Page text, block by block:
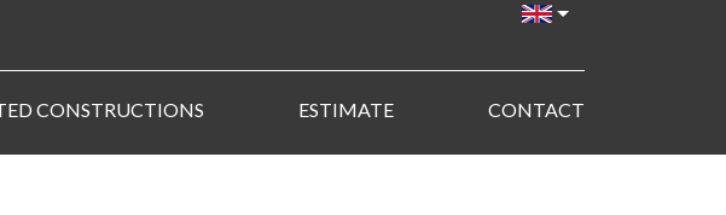
CONSTRUCTIONS ESTIMATE CONTACT